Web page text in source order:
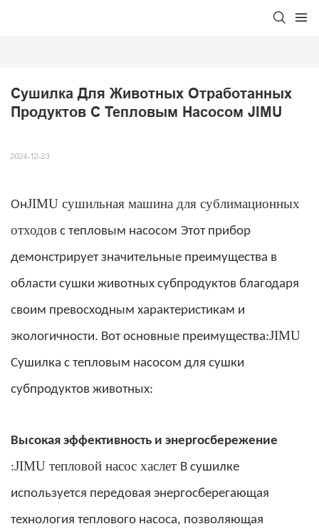
Сушилка Для Животных Отработанных
Продуктов С Тепловым Насосом JIMU
2024-12-23
ОнJIMU сушильная машина для сублимационных
отходов с тепловым насосом Этот прибор
демонстрирует значительные преимущества в
области сушки животных субпродуктов благодаря
своим превосходным характеристикам и
экологичности. Вот основные преимущества:JIMU
Сушилка с тепловым насосом для сушки
субпродуктов животных:
Высокая эффективность и энергосбережение
:JIMU тепловой насос хаслет В сушилке
используется передовая энергосберегающая
технология теплового насоса, позволяющая